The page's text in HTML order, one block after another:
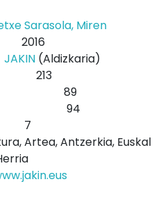
Sarasola, Miren
2016
JAKIN(Aldizkaria)
213
89
94
7
Artea, Antzerkia, Euskal